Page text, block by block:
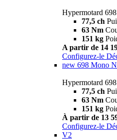
Hypermotard
77,5 ch
63 Nm
151 kg
A partir de 14
Configurez-le
new 698 Mono
Hypermotard
77,5 ch
63 Nm
151 kg
À partir de 13
Configurez-le
V2